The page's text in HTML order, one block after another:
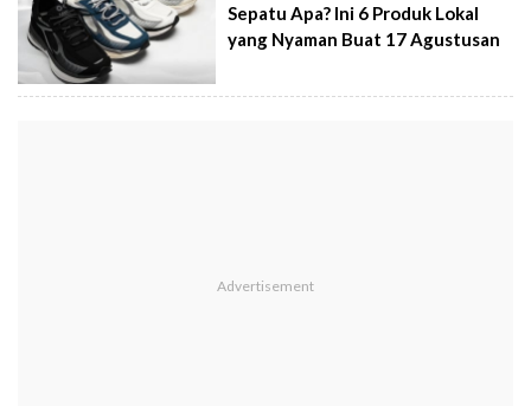
Sepatu Apa? Ini 6 Produk Lokal
yang Nyaman Buat 17 Agustusan